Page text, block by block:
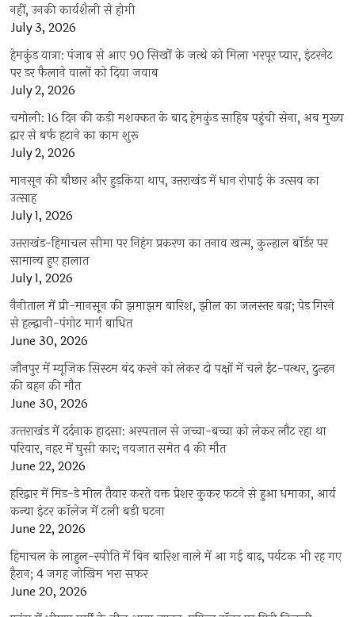
नहीं, उनकी कार्यशैली से होगी
July 3, 2026
हेमकुंड यात्रा: पंजाब से आए 90 सिखों के जत्थे को मिला भरपूर प्यार, इंटरनेट
पर डर फैलाने वालों को दिया जवाब
July 2, 2026
चमोली: 16 दिन की कड़ी मशक्कत के बाद हेमकुंड साहिब पहुंची सेना, अब मुख्य
द्वार से बर्फ हटाने का काम शुरू
July 2, 2026
मानसून की बौछार और हुड़किया थाप, उत्तराखंड में धान रोपाई के उत्सव का
उत्साह
July 1, 2026
उत्तराखंड-हिमाचल सीमा पर निहंग प्रकरण का तनाव खत्म, कुल्हाल बॉर्डर पर
सामान्य हुए हालात
July 1, 2026
नैनीताल में प्री-मानसून की झमाझम बारिश, झील का जलस्तर बढ़ा; पेड़ गिरने
से हल्द्वानी-पंगोट मार्ग बाधित
June 30, 2026
जौनपुर में म्यूजिक सिस्टम बंद करने को लेकर दो पक्षों में चले ईंट-पत्थर, दुल्हन
की बहन की मौत
June 30, 2026
उत्‍तराखंड में दर्दनाक हादसा: अस्पताल से जच्चा-बच्चा को लेकर लौट रहा था
परिवार, नहर में घुसी कार; नवजात समेत 4 की मौत
June 22, 2026
हरिद्वार में मिड-डे मील तैयार करते वक्त प्रेशर कुकर फटने से हुआ धमाका, आर्य
कन्या इंटर कॉलेज में टली बड़ी घटना
June 22, 2026
हिमाचल के लाहुल-स्पीति में बिन बारिश नाले में आ गई बाढ़, पर्यटक भी रह गए
हैरान; 4 जगह जोखिम भरा सफर
June 20, 2026